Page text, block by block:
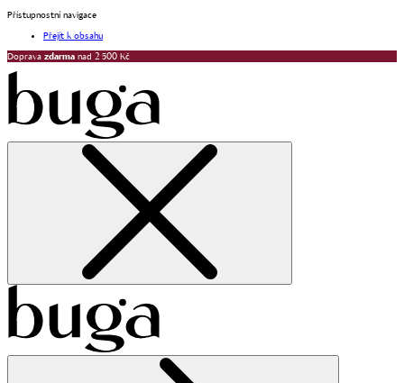
Přístupnostní navigace
Přejít k obsahu
Doprava zdarma nad 2 500 Kč